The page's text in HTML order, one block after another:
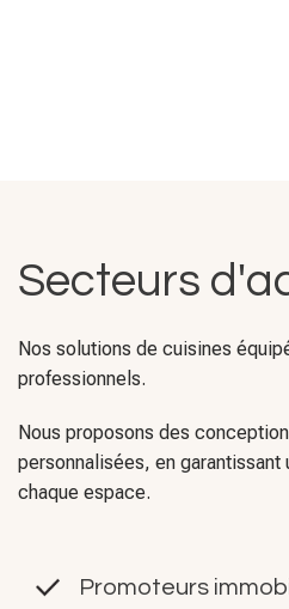
Secteurs
Nos solutions de cuisines
professionnels.
Nous proposons des
personnalisées, en
chaque espace.
Promoteurs